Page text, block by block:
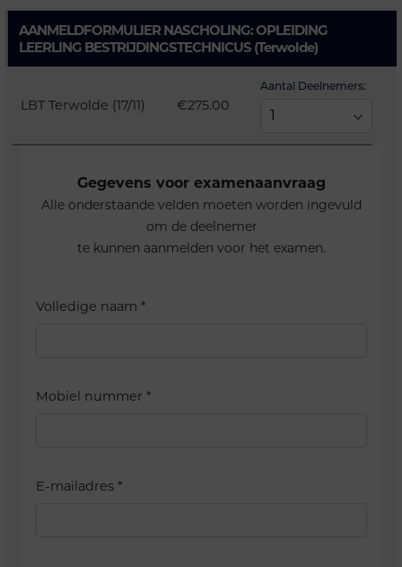
AANMELDFORMULIER NASCHOLING: OPLEIDING
LEERLING BESTRIJDINGSTECHNICUS (Terwolde)
LBT Terwolde (17/11) €275.00
Aantal Deelnemers:
Gegevens voor examenaanvraag
Alle onderstaande velden moeten worden ingevuld
om de deelnemer
te kunnen aanmelden voor het examen.
Volledige naam *
Mobiel nummer *
E-mailadres *